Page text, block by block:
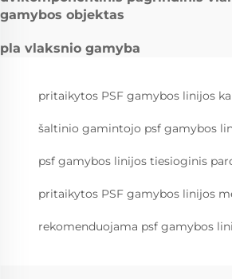
gamybos objektas
pla vlaksnio gamyba
pritaikytos PSF gamybos linijos
šaltinio gamintojo psf gamybos
psf gamybos linijos tiesioginis
pritaikytos PSF gamybos linijos
rekomenduojama psf gamybos